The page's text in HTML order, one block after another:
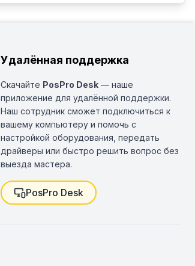
Удалённая поддержка
Скачайте PosPro Desk — наше
приложение для удалённой поддержки.
Наш сотрудник сможет подключиться к
вашему компьютеру и помочь с
настройкой оборудования, передать
драйверы или быстро решить вопрос без
выезда мастера.
PosPro Desk